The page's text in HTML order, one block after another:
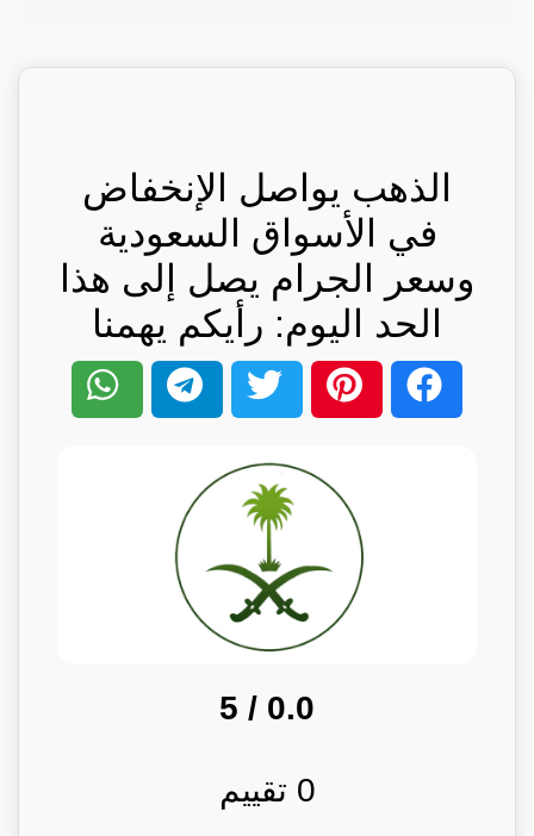
الذهب يواصل الإنخفاض
في الأسواق السعودية
وسعر الجرام يصل إلى هذا
الحد اليوم: رأيكم يهمنا
0.0
/ 5
0 تقييم